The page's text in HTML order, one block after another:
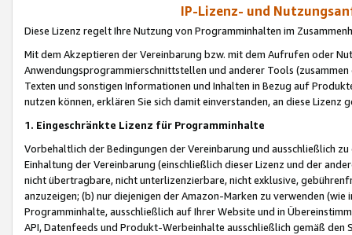
IP-Lizenz- und
Diese Lizenz regelt Ihre Nutzung von Programminhalten im
Mit dem Akzeptieren der Vereinbarung bzw. mit dem Aufrufen oder
Anwendungsprogrammierschnittstellen und anderer Tools (zusammen
Texten und sonstigen Informationen und Inhalten in Bezug auf
nutzen können, erklären Sie sich damit einverstanden, an diese Lizenz
1. Eingeschränkte Lizenz für Programminhalte
Vorbehaltlich der Bedingungen der Vereinbarung und ausschließlich
Einhaltung der Vereinbarung (einschließlich dieser Lizenz und der
nicht übertragbare, nicht unterlizenzierbare, nicht exklusive,
anzuzeigen; (b) nur diejenigen der Amazon-Marken zu verwenden
Programminhalte, ausschließlich auf Ihrer Website und in
API, Datenfeeds und Produkt-Werbeinhalte ausschließlich gemäß